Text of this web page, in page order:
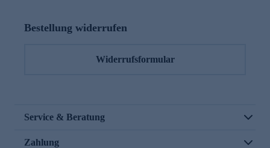
Bestellung widerrufen
Widerrufsformular
Service & Beratung
Zahlung